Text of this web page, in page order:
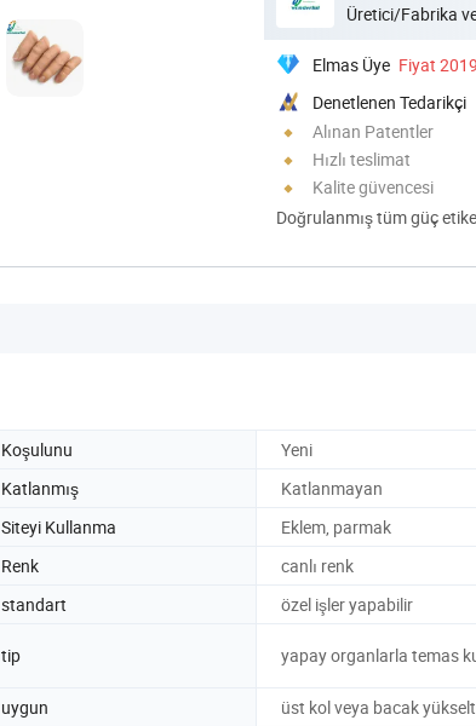
Üretici/Fabrika
Elmas Üye Fiyat 2019
Denetlenen Tedarikçi
Alınan Patentler
Hızlı teslimat
Kalite güvencesi
Doğrulanmış tüm güç
Koşulunu
Yeni
Katlanmış
Katlanmayan
Siteyi Kullanma
Eklem, parmak
Renk
canlı renk
standart özel işler yapabilir
tip yapay organlarla temas
uygun
üst kol veya bacak